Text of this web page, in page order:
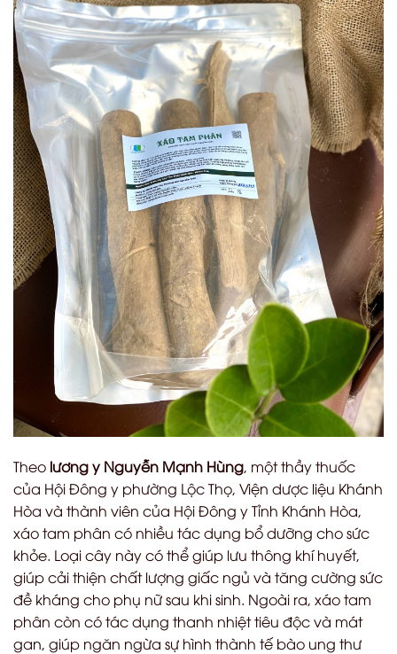
Theo lương y Nguyễn Mạnh Hùng, một thầy thuốc
của Hội Đông y phường Lộc Thọ, Viện dược liệu Khánh
Hòa và thành viên của Hội Đông y Tỉnh Khánh Hòa,
xáo tam phân có nhiều tác dụng bổ dưỡng cho sức
khỏe. Loại cây này có thể giúp lưu thông khí huyết,
giúp cải thiện chất lượng giấc ngủ và tăng cường sức
đề kháng cho phụ nữ sau khi sinh. Ngoài ra, xáo tam
phân còn có tác dụng thanh nhiệt tiêu độc và mát
gan, giúp ngăn ngừa sự hình thành tế bào ung thư